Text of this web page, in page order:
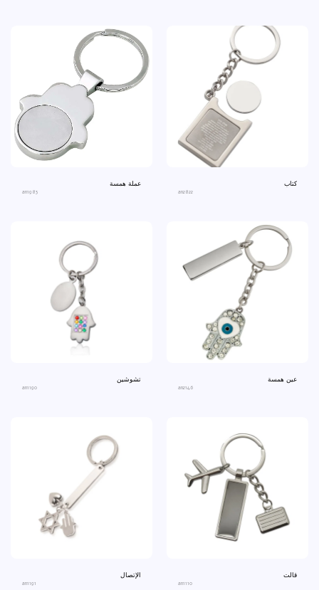
كتاب
an2822
عملة همسة
an1983
عين همسة
an2146
تشوشين
an1190
قالت
an1110
الإتصال
an1191